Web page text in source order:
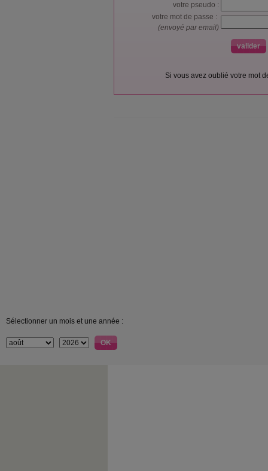
votre pseudo :
votre mot de passe :
(envoyé par email)
Si vous avez oublié votre mot
Sélectionner un mois et une année :